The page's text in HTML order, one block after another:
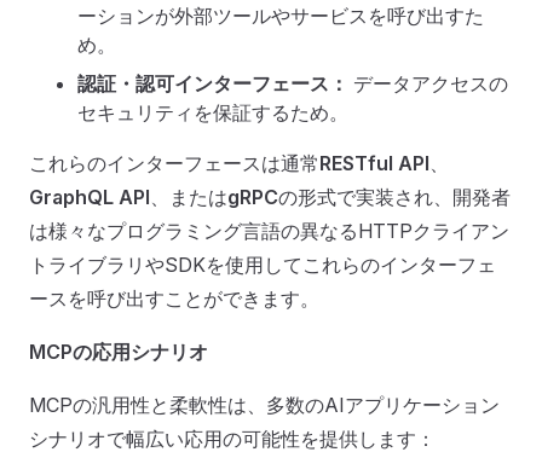
ーションが外部ツールやサービスを呼び出すた
め。
認証・認可インターフェース： データアクセスの
セキュリティを保証するため。
これらのインターフェースは通常RESTful API、
GraphQL API、またはgRPCの形式で実装され、開発者
は様々なプログラミング言語の異なるHTTPクライアン
トライブラリやSDKを使用してこれらのインターフェ
ースを呼び出すことができます。
MCPの応用シナリオ
MCPの汎用性と柔軟性は、多数のAIアプリケーション
シナリオで幅広い応用の可能性を提供します：